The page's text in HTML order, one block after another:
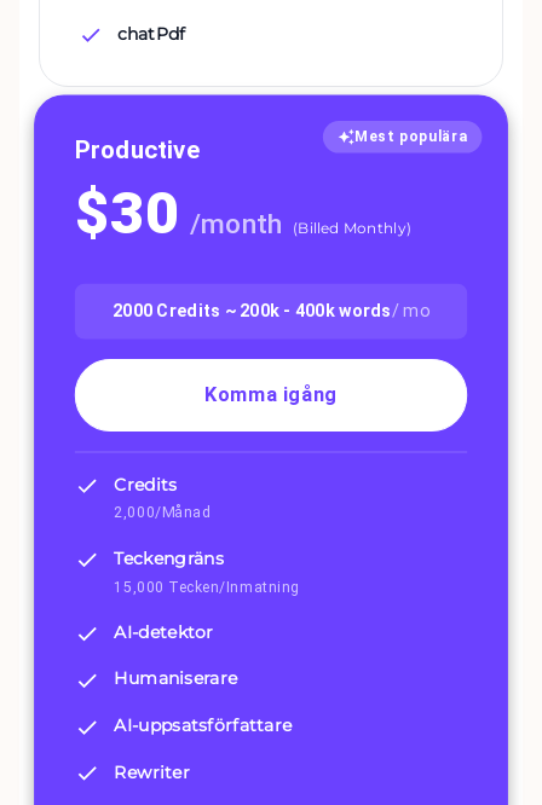
chatPdf
Mest populära
Productive
$30 /month (Billed Monthly)
2000 Credits ~ 200k - 400kwords/ mo
Komma igång
Credits
2,000/Månad
Teckengräns
15,000 Tecken/Inmatning
AI-detektor
Humaniserare
AI-uppsatsförfattare
Rewriter